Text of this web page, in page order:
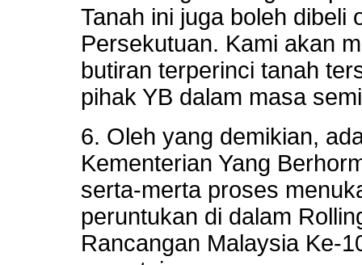
Tanah ini juga boleh dibeli
Persekutuan. Kami akan
butiran terperinci tanah
pihak YB dalam masa
6. Oleh yang demikian,
Kementerian Yang
serta-merta proses
peruntukan di dalam
Rancangan Malaysia Ke-